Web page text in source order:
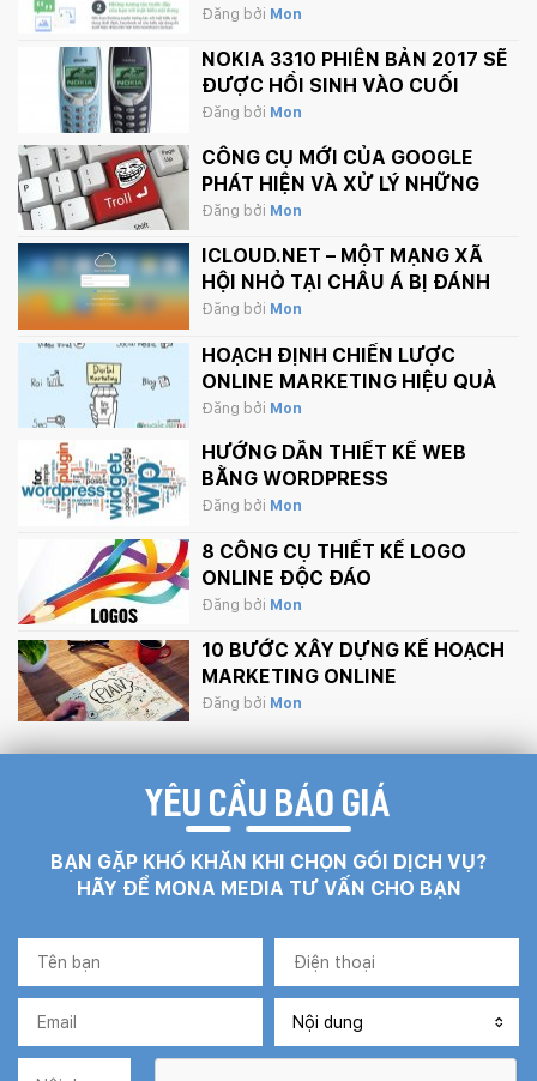
FANPAGE CỦA BẠN
Đăng bởi Mon
NOKIA 3310 PHIÊN BẢN 2017 SẼ
ĐƯỢC HỒI SINH VÀO CUỐI
THÁNG 2 NÀY
Đăng bởi Mon
CÔNG CỤ MỚI CỦA GOOGLE
PHÁT HIỆN VÀ XỬ LÝ NHỮNG
BÌNH LUẬN PHẢN CẢM TRÊN
Đăng bởi Mon
ICLOUD.NET – MỘT MẠNG XÃ
HỘI NHỎ TẠI CHÂU Á BỊ ĐÁNH
SẬP BỞI APPLE.
Đăng bởi Mon
HOẠCH ĐỊNH CHIẾN LƯỢC
ONLINE MARKETING HIỆU QUẢ
Đăng bởi Mon
HƯỚNG DẪN THIẾT KẾ WEB
BẰNG WORDPRESS
Đăng bởi Mon
8 CÔNG CỤ THIẾT KẾ LOGO
ONLINE ĐỘC ĐÁO
Đăng bởi Mon
10 BƯỚC XÂY DỰNG KẾ HOẠCH
MARKETING ONLINE
Đăng bởi Mon
YÊU CẦU BÁO GIÁ
BẠN GẶP KHÓ KHĂN KHI CHỌN GÓI DỊCH VỤ?
HÃY ĐỂ MONA MEDIA TƯ VẤN CHO BẠN